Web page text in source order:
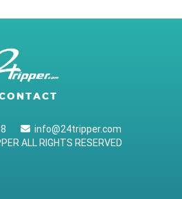
info@24tripper.com
ALL RIGHTS RESERVED